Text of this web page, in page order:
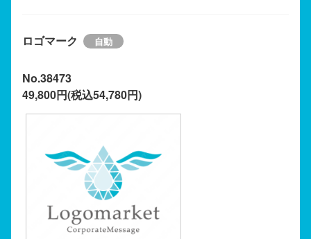
ロゴマーク
No.38473
49,800円(税込54,780円)